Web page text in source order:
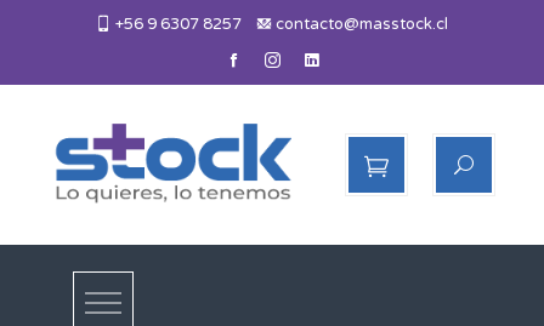
+56 9 6307 8257 contacto@masstock.cl
Más Stock